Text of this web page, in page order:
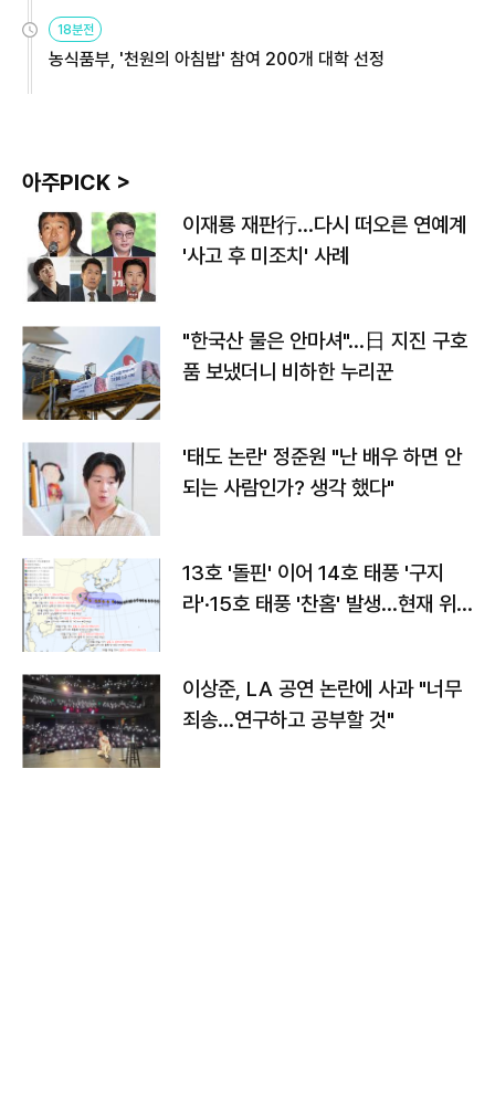
원
18분전
농식품부, '천원의 아침밥' 참여 200개 대학 선정
아주PICK >
이재룡 재판行…다시 떠오른 연예계
'사고 후 미조치' 사례
"한국산 물은 안마셔"…日 지진 구호
품 보냈더니 비하한 누리꾼
'태도 논란' 정준원 "난 배우 하면 안
되는 사람인가? 생각 했다"
13호 '돌핀' 이어 14호 태풍 '구지
라'·15호 태풍 '찬홈' 발생…현재 위
이상준, LA 공연 논란에 사과 "너무
죄송…연구하고 공부할 것"